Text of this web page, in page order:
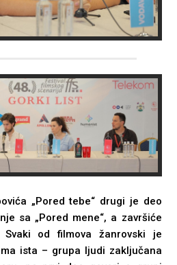
„Pored tebe“ drugi je deo
sa „Pored mene“, a završiće
Svaki od filmova žanrovski je
ista – grupa lјudi zaklјučana